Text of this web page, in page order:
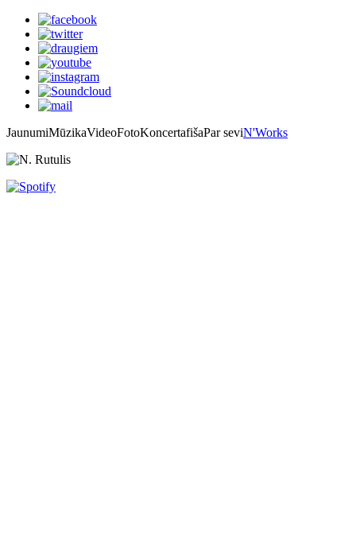
JaunumiMūzikaVideoFotoKoncertafišaPar seviN'Works